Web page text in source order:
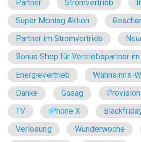
Partner
Stromvertrieb
Super Montag Aktion
Partner im Stromvertrieb
Bonus Shop für Vertriebspartner
Energievertrieb
Wahnsinns-
Danke
Gasag Provision
TV
iPhone X
Verlosung
Wunderwoche